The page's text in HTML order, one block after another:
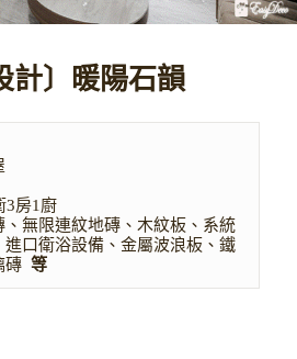
計〕暖陽石韻
3房1廚
、無限連紋地磚、木紋板、系統
口衛浴設備、金屬波浪板、鐵
磚 等
計〕暖陽石韻